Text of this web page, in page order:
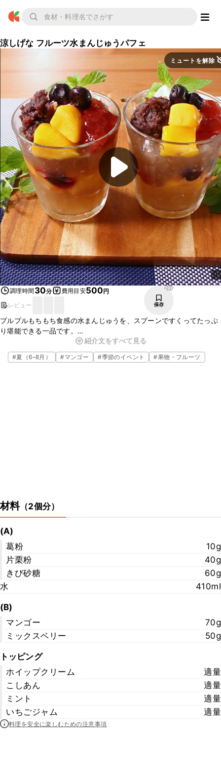
涼しげな フルーツ水まんじゅうパフェ
ミュートを解除
調理時間 30分 費用目安500円
レビュー
296
保存
プルプルもちもち食感の水まんじゅうを、スプーンですくってたっぷ
り堪能できる一品です。
グラスで全面鮮やかに、目でも楽しめる一品です。暑い時期にオスス
メのスイーツです。おもてなしデザートとしてもいかがでしょうか？
是非、お試しください。
紹介文をすべて見る
#夏（6–8月） #マンゴー #季節のイベント #果物・フルーツ
材料（2個分）
(A)
葛粉
10g
片栗粉
40g
きび砂糖
60g
水
410ml
(B)
マンゴー
70g
ミックスベリー
50g
トッピング
ホイップクリーム
適量
こしあん
適量
ミント
適量
いちごジャム
適量
料理を安全に楽しむための注意事項